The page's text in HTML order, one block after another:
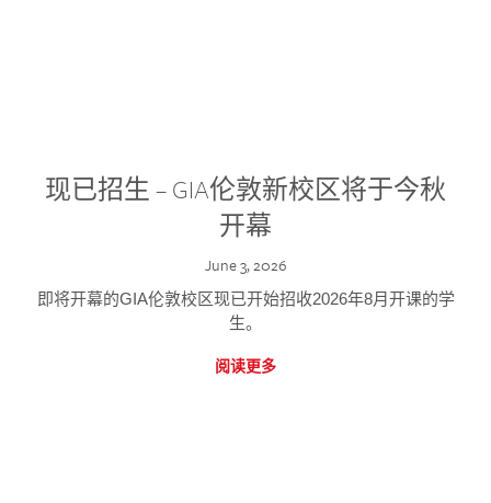
现已招生 – GIA伦敦新校区将于今秋
开幕
June 3, 2026
即将开幕的GIA伦敦校区现已开始招收2026年8月开课的学
生。
阅读更多